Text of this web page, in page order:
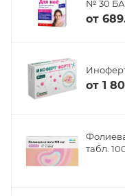
№ 30
от
от 1
табл.